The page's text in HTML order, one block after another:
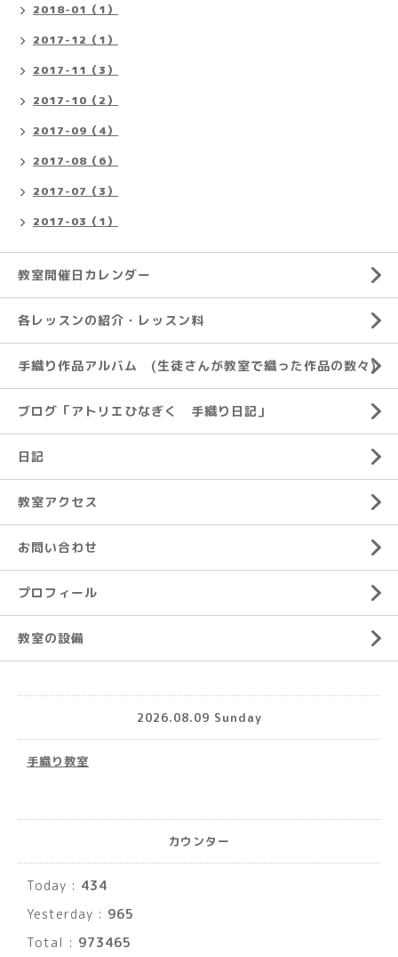
2018-01（1）
2017-12（1）
2017-11（3）
2017-10（2）
2017-09（4）
2017-08（6）
2017-07（3）
2017-03（1）
教室開催日カレンダー
各レッスンの紹介・レッスン料
手織り作品アルバム (生徒さんが教室で織った作品の数々)
ブログ「アトリエひなぎく 手織り日記」
日記
教室アクセス
お問い合わせ
プロフィール
教室の設備
2026.08.09 Sunday
手織り教室
カウンター
Today : 434
Yesterday : 965
Total : 973465